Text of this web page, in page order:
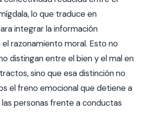
lo que traduce en
integrar la información
razonamiento moral. Esto no
distingan entre el bien y el mal en
sino que esa distinción no
el freno emocional que detiene a
las personas frente a conductas